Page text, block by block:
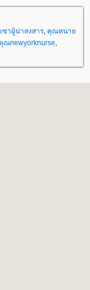
าผู้น่าสงสาร คุณทนา
คุณnewyorknurse